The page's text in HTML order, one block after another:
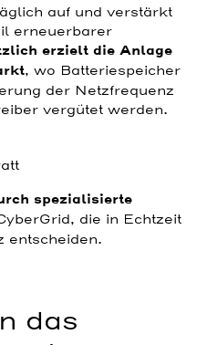
auf und verstärkt
erneuerbarer
erzielt die Anlage
, wo Batteriespeicher
der Netzfrequenz
vergütet werden.
spezialisierte
die in Echtzeit
entscheiden.
das